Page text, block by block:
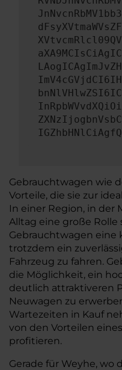
Gebrauchtwagen wie
Vorteile, die sie zur
In einer Region, in
Alltag eine große Rolle
Gebrauchtwagen eine
trotzdem ein
Fahrzeug zu fahren.
die Möglichkeit, ein
deutlich attraktiveren
Neuwagen zu
Wartezeiten in Kauf
von den Vorteilen
profitieren.
Gerade für Weyhe, wo